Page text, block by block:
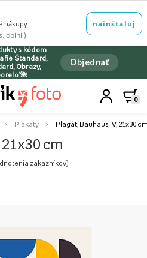
s kódom
Štandard,
Obrazy,
Objednať
0
Plakaty Plagát, Bauhaus IV, 21x30
21x30 cm
zákazníkov)